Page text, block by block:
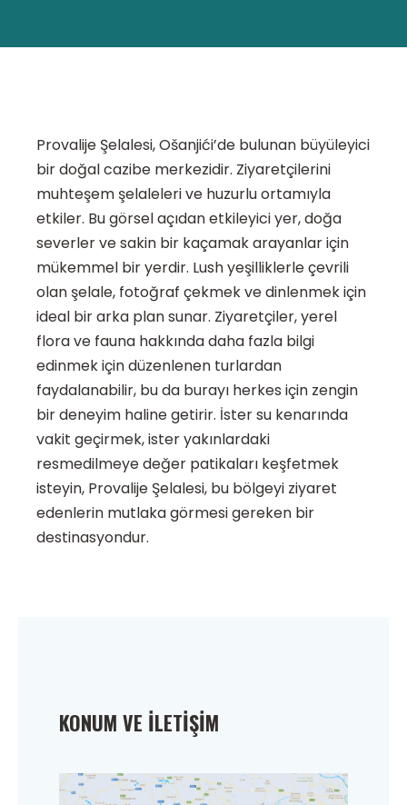
Provalije Şelalesi, Ošanjići’de bulunan büyüleyici
bir doğal cazibe merkezidir. Ziyaretçilerini
muhteşem şelaleleri ve huzurlu ortamıyla
etkiler. Bu görsel açıdan etkileyici yer, doğa
severler ve sakin bir kaçamak arayanlar için
mükemmel bir yerdir. Lush yeşilliklerle çevrili
olan şelale, fotoğraf çekmek ve dinlenmek için
ideal bir arka plan sunar. Ziyaretçiler, yerel
flora ve fauna hakkında daha fazla bilgi
edinmek için düzenlenen turlardan
faydalanabilir, bu da burayı herkes için zengin
bir deneyim haline getirir. İster su kenarında
vakit geçirmek, ister yakınlardaki
resmedilmeye değer patikaları keşfetmek
isteyin, Provalije Şelalesi, bu bölgeyi ziyaret
edenlerin mutlaka görmesi gereken bir
destinasyondur.
KONUM VE İLETIŞIM